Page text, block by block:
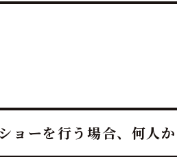
ョーを行う場合、何人